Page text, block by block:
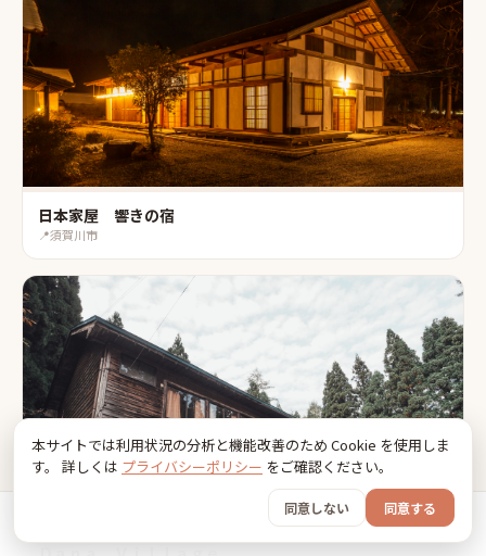
日本家屋 響きの宿
📍須賀川市
本サイトでは利用状況の分析と機能改善のため Cookie を使用しま
す。 詳しくは プライバシーポリシー をご確認ください。
同意しない 同意する